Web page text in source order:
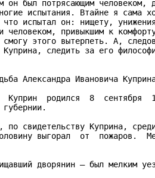
он был потрясающим человеком,
испытания. Втайне я сама
испытал он: нищету,
человеком, привыкшим к
этого вытерпеть. А,
следить за его
Александра Ивановича
Куприн  родился  8  сентября
по свидетельству Куприна,
выгорал  от  пожаров.
дворянин – был мелким